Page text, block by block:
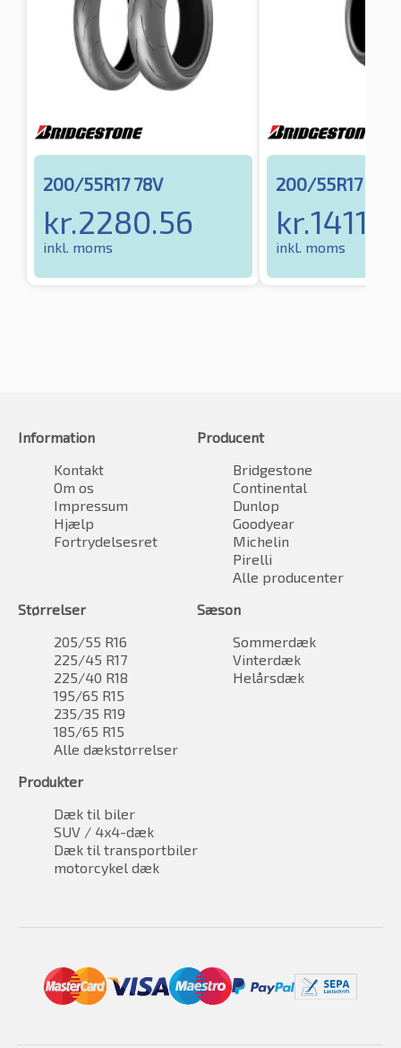
200/55R17 78V
kr.2280.56
inkl. moms
200/55R17 78W
kr.
inkl. moms
Information
Kontakt
Om os
Impressum
Hjælp
Fortrydelsesret
Producent
Bridgestone
Continental
Dunlop
Goodyear
Michelin
Pirelli
Alle producenter
Størrelser
205/55 R16
225/45 R17
225/40 R18
195/65 R15
235/35 R19
185/65 R15
Alle dækstørrelser
Sæson
Sommerdæk
Vinterdæk
Helårsdæk
Produkter
Dæk til biler
SUV / 4x4-dæk
Dæk til transportbiler
motorcykel dæk